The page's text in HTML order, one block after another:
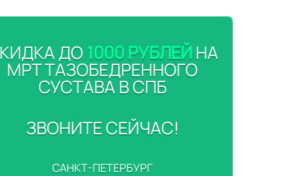
ДО1000 РУБЛЕЙНА
МРТ ТАЗОБЕДРЕННОГО
СУСТАВА В СПБ
ЗВОНИТЕ СЕЙЧАС!
САНКТ-ПЕТЕРБУРГ